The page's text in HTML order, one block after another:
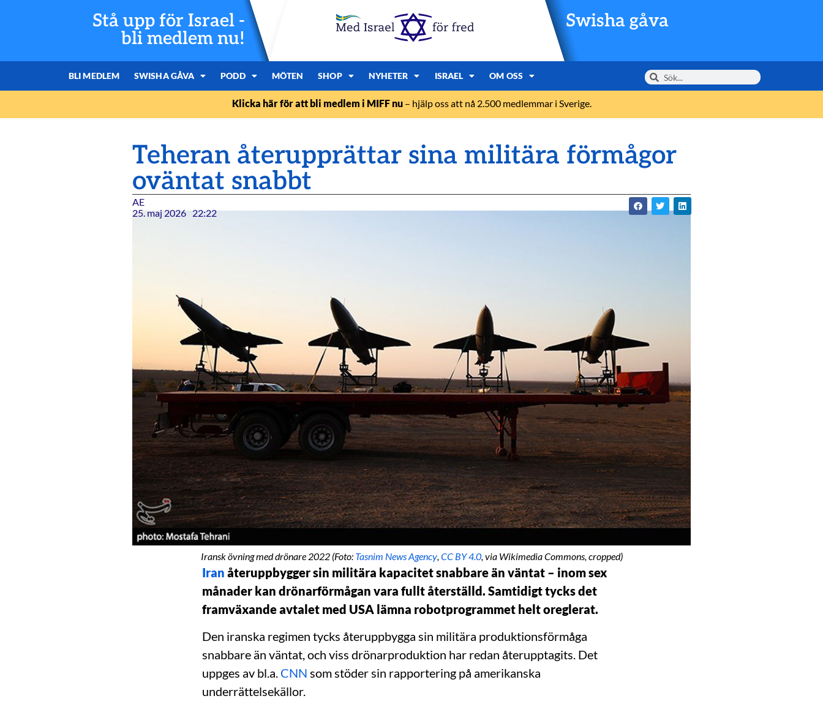
Stå upp för Israel -
bli medlem nu!
Swisha gåva
BLI MEDLEM SWISHA GÅVA PODD MÖTEN SHOP NYHETER ISRAEL OM OSS
Klicka här för att bli medlem i MIFF nu– hjälp oss att nå 2.500 medlemmar i Sverige.
Teheran återupprättar sina militära förmågor
oväntat snabbt
AE
25. maj 2026 22:22
Iransk övning med drönare 2022 (Foto: Tasnim News Agency,CC BY 4.0, via Wikimedia Commons, cropped)
Iran återuppbygger sin militära kapacitet snabbare än väntat – inom sex
månader kan drönarförmågan vara fullt återställd. Samtidigt tycks det
framväxande avtalet med USA lämna robotprogrammet helt oreglerat.
Den iranska regimen tycks återuppbygga sin militära produktionsförmåga
snabbare än väntat, och viss drönarproduktion har redan återupptagits. Det
uppges av bl.a. CNN som stöder sin rapportering på amerikanska
underrättelsekällor.